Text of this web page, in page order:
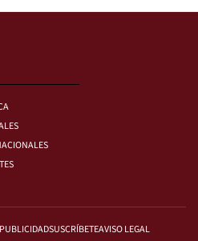
PUBLICIDADSUSCRÍBETEAVISO LEGAL